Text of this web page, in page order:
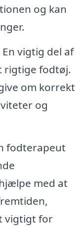
og kan
En vigtig del af
rigtige fodtøj.
om korrekt
og
fodterapeut
med at
vigtigt for